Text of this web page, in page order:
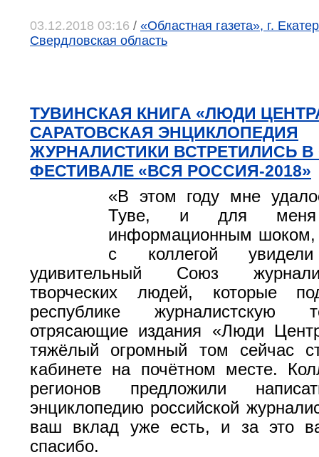
03.12.2018 03:16 / «Областная газета», г.
Свердловская область
ТУВИНСКАЯ КНИГА «ЛЮДИ
САРАТОВСКАЯ ЭНЦИКЛОПЕДИЯ
ЖУРНАЛИСТИКИ ВСТРЕТИЛИСЬ
ФЕСТИВАЛЕ «ВСЯ РОССИЯ-2018»
«В этом году мне
Туве, и для
информационным
с коллегой
удивительный Союз
творческих людей, которые
республике журналистскую
отрясающие издания «Люди
тяжёлый огромный том сейчас
кабинете на почётном месте.
регионов предложили
энциклопедию российской
ваш вклад уже есть, и за это
спасибо.